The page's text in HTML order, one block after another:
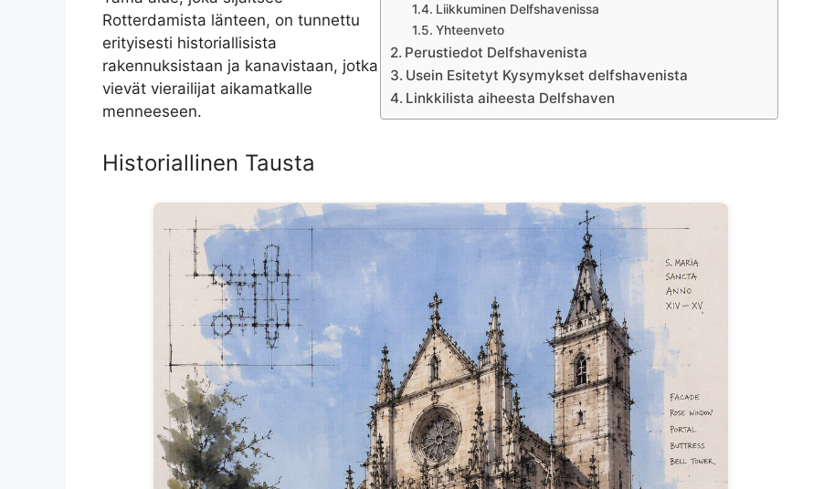
Liikkuminen Delfshavenissa
Yhteenveto
Perustiedot Delfshavenista
Usein Esitetyt Kysymykset delfshavenista
Linkkilista aiheesta Delfshaven
Rotterdamista länteen, on tunnettu
erityisesti historiallisista
rakennuksistaan ja kanavistaan, jotka
vievät vierailijat aikamatkalle
menneeseen.
Historiallinen Tausta